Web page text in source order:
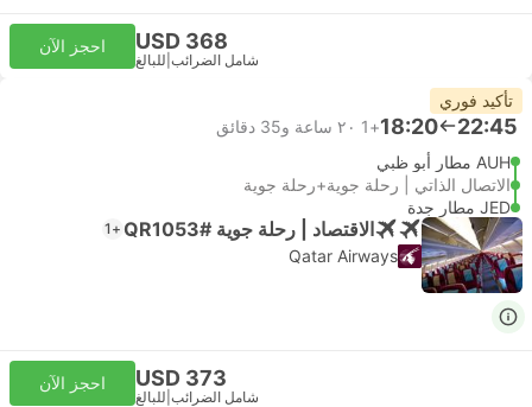
USD 368
شامل الضرائب للبالغ
احجز الآن
تأكيد فوري
22:45
18:20
+1
٢٠ ساعة و‫35 دقائق
AUH مطار أبو ظبي
الاتصال الذاتي | رحلة جوية+رحلة جوية
JED مطار جدة
الاقتصاد | رحلة جوية #QR1053 +1
Qatar Airways
USD 373
شامل الضرائب للبالغ
احجز الآن